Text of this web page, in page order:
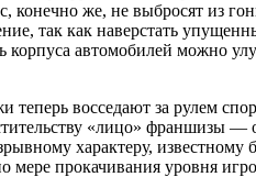
конечно же, не выбросят из
так как наверстать
корпуса автомобилей можно
восседают за рулем
«лицо» франшизы —
характеру,
мере прокачивания уровня